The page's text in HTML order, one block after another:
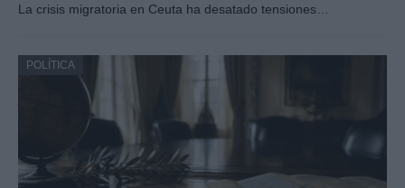
La crisis migratoria en Ceuta ha desatado tensiones…
POLÍTICA